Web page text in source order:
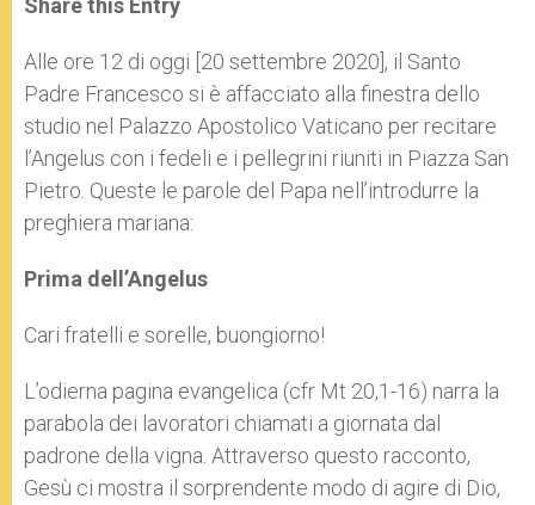
s
p
p
e
g
e
r
b
o
k
r
Share this Entry
Alle ore 12 di oggi [20 settembre 2020], il Santo
Padre Francesco si è affacciato alla finestra dello
studio nel Palazzo Apostolico Vaticano per recitare
l’Angelus con i fedeli e i pellegrini riuniti in Piazza San
Pietro. Queste le parole del Papa nell’introdurre la
preghiera mariana:
Prima dell’Angelus
Cari fratelli e sorelle, buongiorno!
L’odierna pagina evangelica (cfr Mt 20,1-16) narra la
parabola dei lavoratori chiamati a giornata dal
padrone della vigna. Attraverso questo racconto,
Gesù ci mostra il sorprendente modo di agire di Dio,